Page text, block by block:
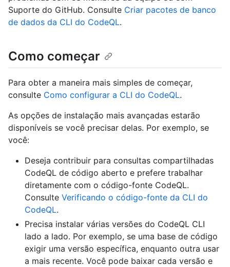
Suporte do GitHub. Consulte Criar pacotes de banco
de dados da CLI do CodeQL.
Como começar
Para obter a maneira mais simples de começar,
consulte Como configurar a CLI do CodeQL.
As opções de instalação mais avançadas estarão
disponíveis se você precisar delas. Por exemplo, se
você:
Deseja contribuir para consultas compartilhadas
CodeQL de código aberto e prefere trabalhar
diretamente com o código-fonte CodeQL.
Consulte Verificando o código-fonte da CLI do
CodeQL.
Precisa instalar várias versões do CodeQL CLI
lado a lado. Por exemplo, se uma base de código
exigir uma versão específica, enquanto outra usar
a mais recente. Você pode baixar cada versão e